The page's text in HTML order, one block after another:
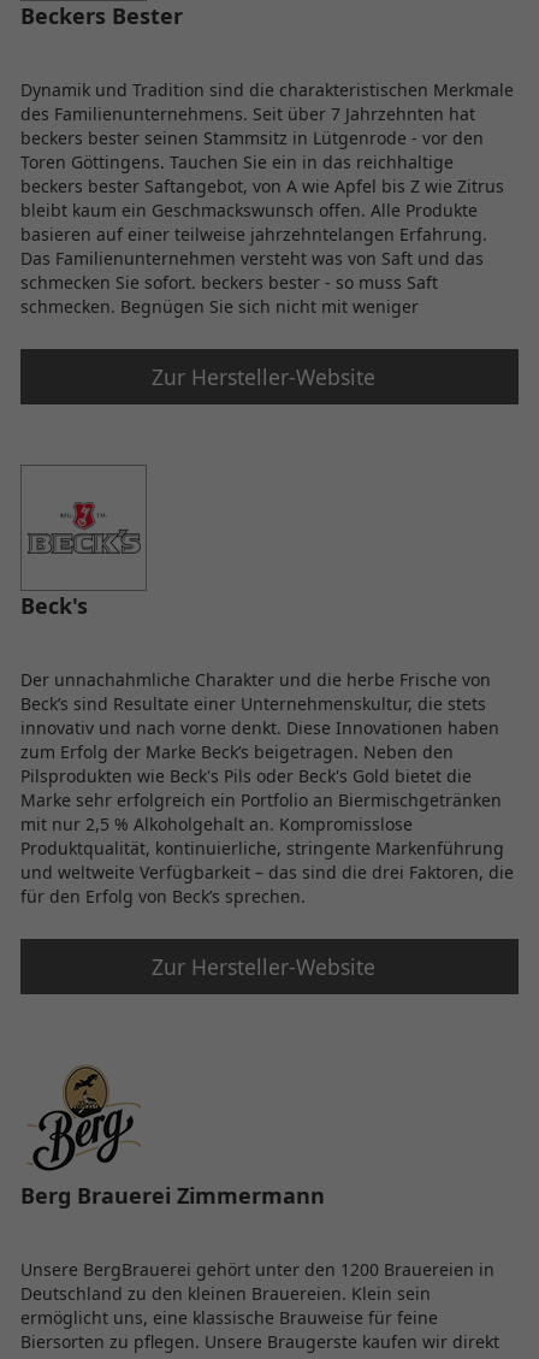
Beckers Bester
Dynamik und Tradition sind die charakteristischen Merkmale
des Familienunternehmens. Seit über 7 Jahrzehnten hat
beckers bester seinen Stammsitz in Lütgenrode - vor den
Toren Göttingens. Tauchen Sie ein in das reichhaltige
beckers bester Saftangebot, von A wie Apfel bis Z wie Zitrus
bleibt kaum ein Geschmackswunsch offen. Alle Produkte
basieren auf einer teilweise jahrzehntelangen Erfahrung.
Das Familienunternehmen versteht was von Saft und das
schmecken Sie sofort. beckers bester - so muss Saft
schmecken. Begnügen Sie sich nicht mit weniger
Zur Hersteller-Website
Beck's
Der unnachahmliche Charakter und die herbe Frische von
Beck’s sind Resultate einer Unternehmenskultur, die stets
innovativ und nach vorne denkt. Diese Innovationen haben
zum Erfolg der Marke Beck’s beigetragen. Neben den
Pilsprodukten wie Beck's Pils oder Beck's Gold bietet die
Marke sehr erfolgreich ein Portfolio an Biermischgetränken
mit nur 2,5 % Alkoholgehalt an. Kompromisslose
Produktqualität, kontinuierliche, stringente Markenführung
und weltweite Verfügbarkeit – das sind die drei Faktoren, die
für den Erfolg von Beck’s sprechen.
Zur Hersteller-Website
Berg Brauerei Zimmermann
Unsere BergBrauerei gehört unter den 1200 Brauereien in
Deutschland zu den kleinen Brauereien. Klein sein
ermöglicht uns, eine klassische Brauweise für feine
Biersorten zu pflegen. Unsere Braugerste kaufen wir direkt